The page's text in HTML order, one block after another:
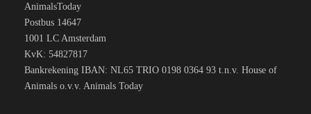
AnimalsToday
Postbus 14647
1001 LC Amsterdam
KvK: 54827817
Bankrekening IBAN: NL65 TRIO 0198 0364 93 t.n.v. House of
Animals o.v.v. Animals Today